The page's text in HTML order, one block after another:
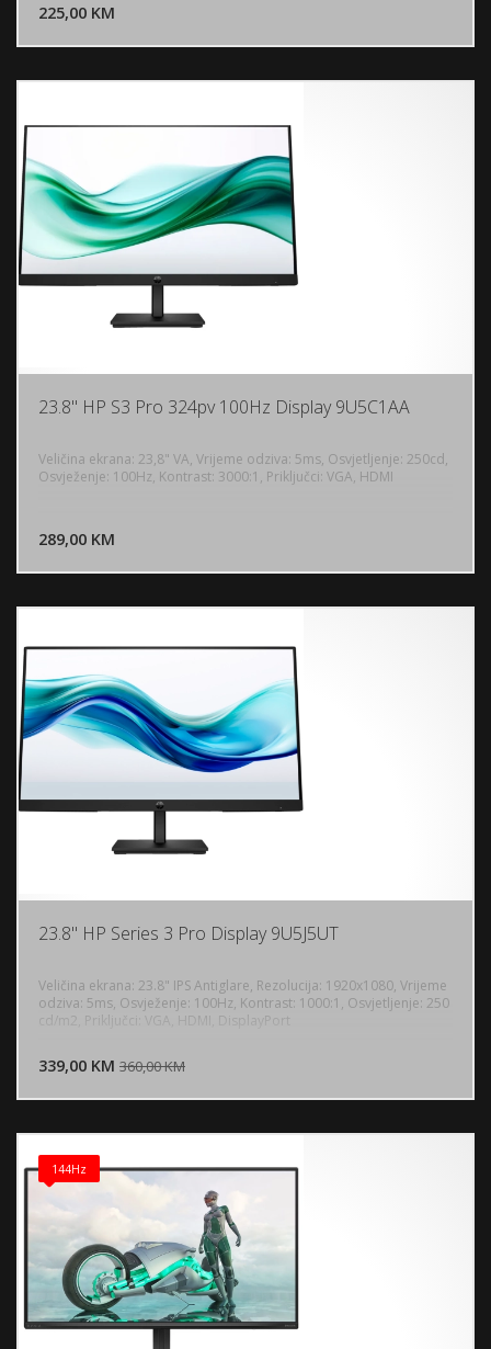
225,00 KM
23.8" HP S3 Pro 324pv 100Hz Display 9U5C1AA
Veličina ekrana: 23,8" VA, Vrijeme odziva: 5ms, Osvjetljenje: 250cd,
Osvježenje: 100Hz, Kontrast: 3000:1, Priključci: VGA, HDMI
289,00 KM
23.8" HP Series 3 Pro Display 9U5J5UT
Veličina ekrana: 23.8" IPS Antiglare, Rezolucija: 1920x1080, Vrijeme
odziva: 5ms, Osvježenje: 100Hz, Kontrast: 1000:1, Osvjetljenje: 250
cd/m2, Priključci: VGA, HDMI, DisplayPort
339,00 KM 360,00 KM
144Hz